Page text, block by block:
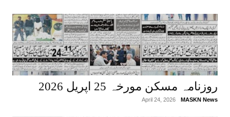
روزنامہ مسکن مورخہ 25 اپریل 2026
MASKN News
April 24, 2026